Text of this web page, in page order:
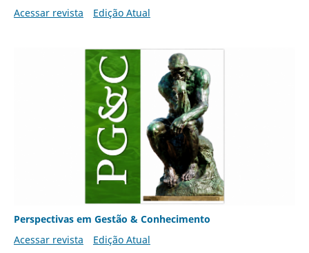
Acessar revista
Edição Atual
Perspectivas em Gestão & Conhecimento
Acessar revista
Edição Atual